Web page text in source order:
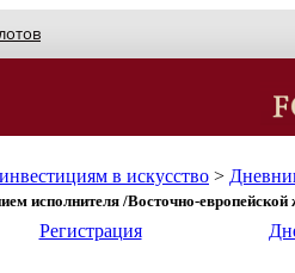
в искусство >
исполнителя /Восточно-европейской
Регистрация